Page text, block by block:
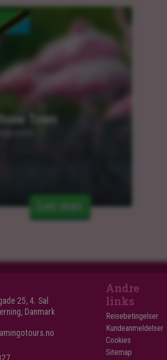
Stone Town
Les mer
25, 4. Sal
Danmark
Andre
links
Reisebetingelser
Kundeanmeldelser
Cookies
Sitemap